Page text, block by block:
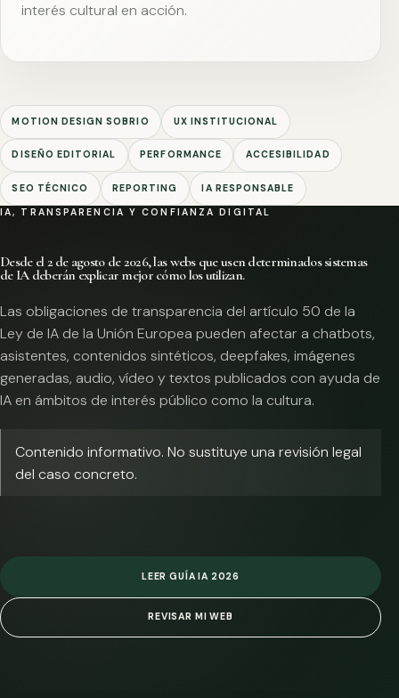
interés cultural en acción.
MOTION DESIGN SOBRIO UX INSTITUCIONAL
DISEÑO EDITORIAL PERFORMANCE ACCESIBILIDAD
SEO TÉCNICO REPORTING IA RESPONSABLE
IA, TRANSPARENCIA Y CONFIANZA DIGITAL
Desde el 2 de agosto de 2026, las webs que usen determinados sistemas
de IA deberán explicar mejor cómo los utilizan.
Las obligaciones de transparencia del artículo 50 de la
Ley de IA de la Unión Europea pueden afectar a chatbots,
asistentes, contenidos sintéticos, deepfakes, imágenes
generadas, audio, vídeo y textos publicados con ayuda de
IA en ámbitos de interés público como la cultura.
Contenido informativo. No sustituye una revisión legal
del caso concreto.
LEER GUÍA IA 2026
REVISAR MI WEB